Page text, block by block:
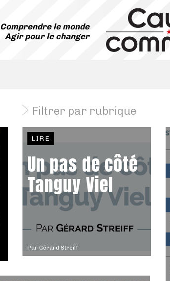
Comprendre le monde
Agir pour le changer
Filtrer par rubrique
Par Gérard Streiff
LIRE
Un pas de côté
Tanguy Viel